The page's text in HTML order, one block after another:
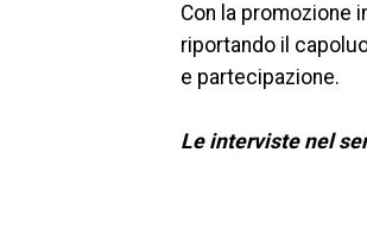
Con la promozione
riportando il
e partecipazione.
Le interviste nel